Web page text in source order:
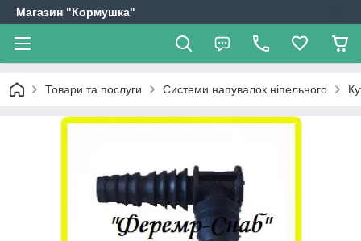
Магазин "Кормушка"
Товари та послуги Системи напувалок ніпельного